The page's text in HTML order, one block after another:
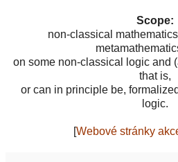
Scope:
non-classical
on some non-classical logic and
that is,
or can in principle be,
logic.
[Webové stránky